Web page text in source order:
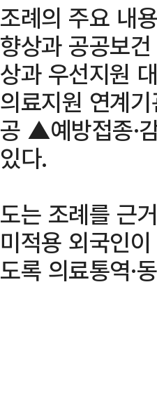
조례의 주요 내
향상과 공공보
상과 우선지원
의료지원 연계
공 ▲예방접종·
있다.
도는 조례를 근
미적용 외국인
도록 의료통역·